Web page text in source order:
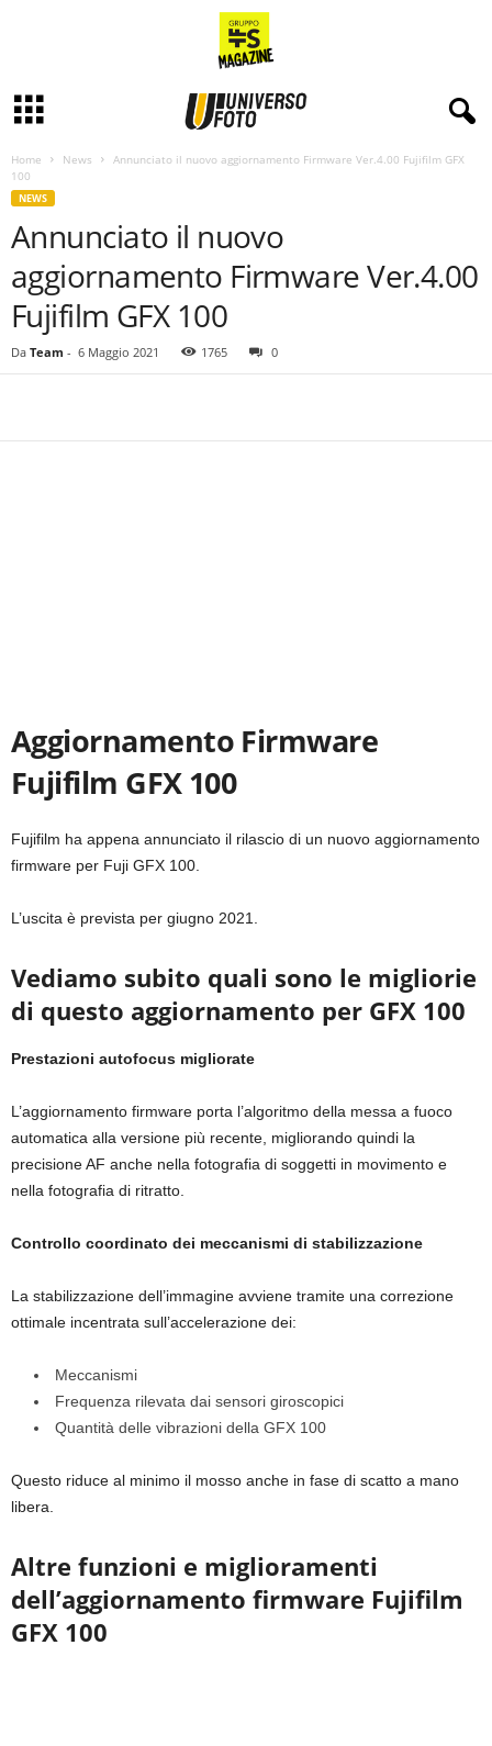
Home News
Annunciato il nuovo aggiornamento Firmware Ver.4.00 Fujifilm GFX
100
NEWS
Annunciato il nuovo
aggiornamento Firmware Ver.4.00
Fujifilm GFX 100
Da Team - 6 Maggio 2021 1765 0
Aggiornamento Firmware
Fujifilm GFX 100
Fujifilm ha appena annunciato il rilascio di un nuovo aggiornamento
firmware per Fuji GFX 100.
L’uscita è prevista per giugno 2021.
Vediamo subito quali sono le migliorie
di questo aggiornamento per GFX 100
Prestazioni autofocus migliorate
L’aggiornamento firmware porta l’algoritmo della messa a fuoco
automatica alla versione più recente, migliorando quindi la
precisione AF anche nella fotografia di soggetti in movimento e
nella fotografia di ritratto.
Controllo coordinato dei meccanismi di stabilizzazione
La stabilizzazione dell’immagine avviene tramite una correzione
ottimale incentrata sull’accelerazione dei:
Meccanismi
Frequenza rilevata dai sensori giroscopici
Quantità delle vibrazioni della GFX 100
Questo riduce al minimo il mosso anche in fase di scatto a mano
libera.
Altre funzioni e miglioramenti
dell’aggiornamento firmware Fujifilm
GFX 100